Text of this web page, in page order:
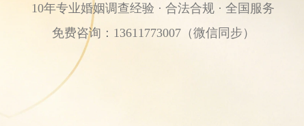
10年专业婚姻调查经验 · 合法合规 · 全国服务
免费咨询：13611773007（微信同步）